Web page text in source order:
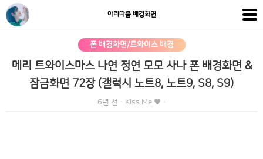
아리따움 배경화면
폰 배경화면/트와이스 배경
메리 트와이스마스 나연 정연 모모 사나 폰 배경화면 &
잠금화면 72장 (갤럭시 노트8, 노트9, S8, S9)
6년 전 · Kiss Me ♥ ·